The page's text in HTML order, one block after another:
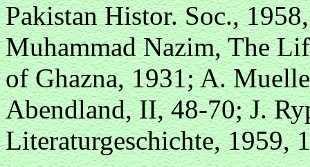
Pakistan Histor. Soc.,
Muhammad Nazim, The
of Ghazna, 1931; A.
Abendland, II, 48-70; J.
Literaturgeschichte, 1959,